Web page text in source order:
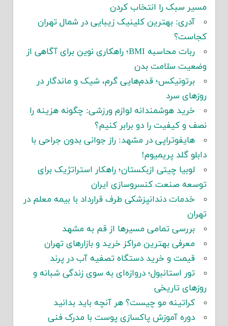
مسیر سبک را انتخاب کردن
آدری: بهترین کلینیک زیبایی در شمال تهران
کجاست؟
ربات محاسبه BMI؛ راهکاری نوین برای آگاهی از
وضعیت سلامت بدن
برتونیکس؛ قدم‌هایی گرم، شیک و ماندگار در
روزهای سرد
خرید هوشمندانه لوازم ورزشی: چگونه هزینه را
نصف و کیفیت را دو برابر کنیم؟
هایفوتراپی در مشهد: راز جوانی بدون جراحی با
دابلو گلد پریمیوم!
لوبیا چیتی ازبکستان؛ راهکار استراتژیک برای
توسعه صنعت کنسروسازی ایران
خدمات دندانپزشکی طرف قرارداد با بیمه معلم در
تهران
بررسی تمامی مسیرها از قم به مشهد
معرفی بهترین مراکز خرید و بازارهای تهران
قیمت و خرید دستگاه تصفیه آب در پرند
تور استانبول؛ دروازه‌ای به سوی زندگی شبانه و
روزهای تاریخی
کراتینه مو چیست؟ هر آنچه باید بدانید
دوره آموزش پاکسازی پوست با مدرک فنی